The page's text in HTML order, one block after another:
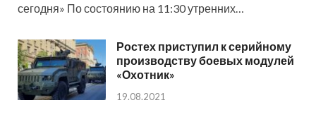
сегодня» По состоянию на 11:30 утренних…
Ростех приступил к серийному
производству боевых модулей
«Охотник»
19.08.2021